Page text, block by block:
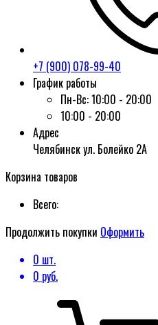
+7 (900) 078-99-40
График работы
Пн-Вс:10:00 - 20:00
10:00 - 20:00
Адрес
Челябинск ул. Болейко 2А
Корзина товаров
Всего:
Продолжить покупки Оформить
0 шт.
0 руб.